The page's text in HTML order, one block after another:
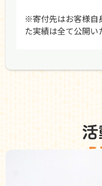
※寄付先はお客様自
た実績は全て公開い